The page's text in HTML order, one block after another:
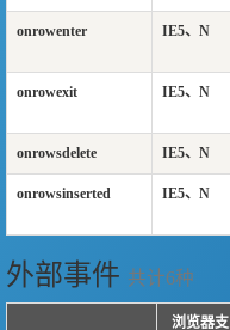
onrowenter IE5、N
onrowexit IE5、N
onrowsdelete IE5、N
onrowsinserted IE5、N
外部事件 共计6种
浏览器支